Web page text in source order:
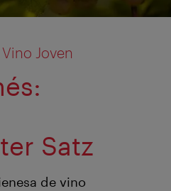
Joven
Satz
de vino